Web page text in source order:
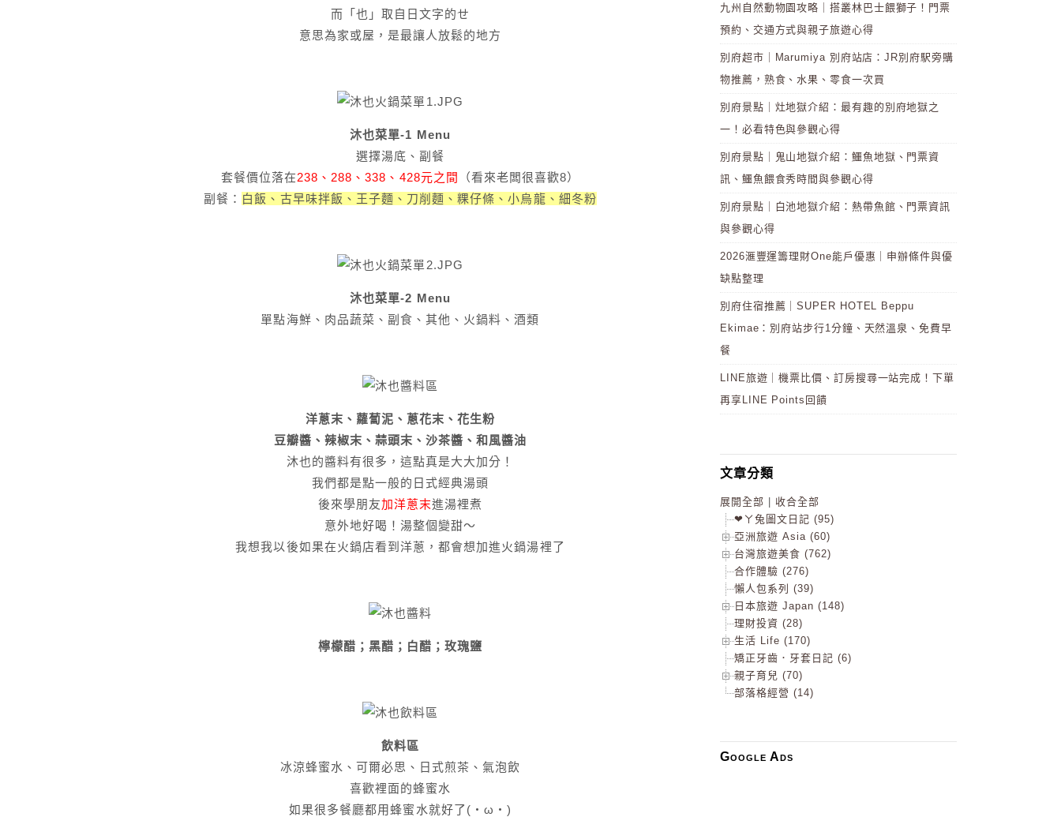
而「也」取自日文字的せ
意思為家或屋，是最讓人放鬆的地方
沐也菜單-1 Menu
選擇湯底、副餐
套餐價位落在238、288、338、428元之間
（看來老闆很喜歡8）
副餐： 白飯、古早味拌飯、王子麵、刀削麵、粿仔條、小烏龍、細冬粉
沐也菜單-2 Menu
單點海鮮、肉品蔬菜、副食、其他、火鍋料、酒類
洋蔥末、蘿蔔泥、蔥花末、花生粉
豆瓣醬、辣椒末、蒜頭末、沙茶醬、和風醬油
沐也的醬料有很多，這點真是大大加分！
我們都是點一般的日式經典湯頭
後來學朋友加洋蔥末進湯裡煮
意外地好喝！湯整個變甜～
我想我以後如果在火鍋店看到洋蔥，都會想加進火鍋湯裡了
檸檬醋；黑醋；白醋；玫瑰鹽
飲料區
冰涼蜂蜜水、可爾必思、日式煎茶、氣泡飲
喜歡裡面的蜂蜜水
如果很多餐廳都用蜂蜜水就好了(・ω・)
九州自然動物園攻略｜搭叢林巴士餵獅子！門票
預約、交通方式與親子旅遊心得
別府超市｜Marumiya 別府站店：JR別府駅旁購
物推薦，熟食、水果、零食一次買
別府景點｜灶地獄介紹：最有趣的別府地獄之
一！必看特色與參觀心得
別府景點｜鬼山地獄介紹：鱷魚地獄、門票資
訊、鱷魚餵食秀時間與參觀心得
別府景點｜白池地獄介紹：熱帶魚館、門票資訊
與參觀心得
2026滙豐運籌理財One能戶優惠｜申辦條件與優
缺點整理
別府住宿推薦｜SUPER HOTEL Beppu
Ekimae：別府站步行1分鐘、天然溫泉、免費早
餐
LINE旅遊｜機票比價、訂房搜尋一站完成！下單
再享LINE Points回饋
文章分類
展開全部
收合全部
❤ㄚ兔圖文日記 (95)
亞洲旅遊 Asia (60)
台灣旅遊美食 (762)
合作體驗 (276)
懶人包系列 (39)
日本旅遊 Japan (148)
理財投資 (28)
生活 Life (170)
矯正牙齒．牙套日記 (6)
親子育兒 (70)
部落格經營 (14)
Google Ads